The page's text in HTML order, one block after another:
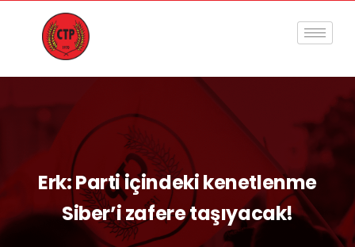
Erk: Parti içindeki kenetlenme
Siber’i zafere taşıyacak!